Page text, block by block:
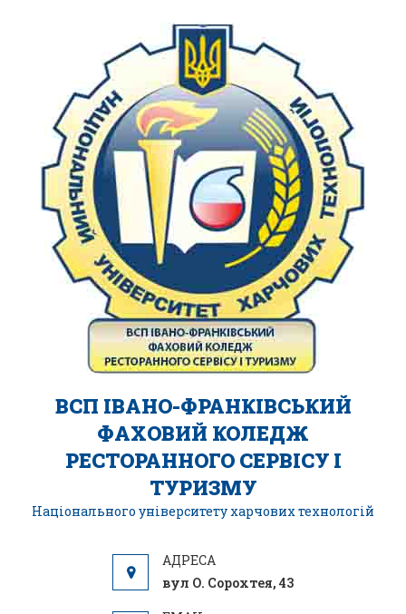
ВСП ІВАНО-ФРАНКІВСЬКИЙ
ФАХОВИЙ КОЛЕДЖ
РЕСТОРАННОГО СЕРВІСУ І
ТУРИЗМУ
Національного університету харчових технологій
вул О. Сорохтея, 43